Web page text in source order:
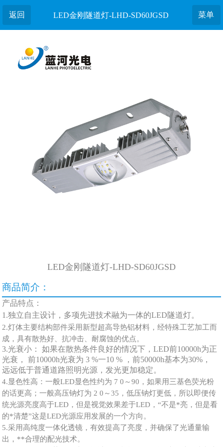
返回 LED金刚隧道灯-LHD-SD60JGSD 菜单
LED金刚隧道灯-LHD-SD60JGSD
商品简介：
产品特点：
1.独立自主设计，多项先进技术融为一体的LED隧道灯。
2.灯体主要结构部件采用新型超高导热铝材料，经特殊工艺加工而
成，具有散热好、抗冲击、耐腐蚀的优点。
3.光衰小： 如果在散热条件良好的情况下，LED前10000h为正
光衰， 前10000h光衰为 3 %一10 % ，前50000h基本为30%，
远远低于普通道路照明光源，发光更加稳定。
4.显色性高：一般LED显色性约为 7 0～90，如果用三基色荧光粉
的话更高；一般高压钠灯为 2 0～35，低压钠灯更低，所以即便传
统光源亮度高于LED，但是视觉效果差于LED，“不是*亮，但是看
的*清楚”这是LED光源应用发展的一个方向。
5.采用高纯度一体化透镜，有效提高了亮度，并确保了光通量输
出，**合理的配光技术。